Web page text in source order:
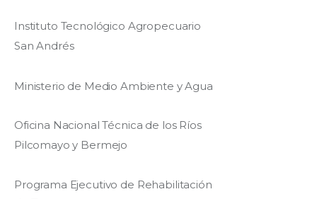
Instituto Tecnológico Agropecuario
San Andrés
Ministerio de Medio Ambiente y Agua
Oficina Nacional Técnica de los Ríos
Pilcomayo y Bermejo
Programa Ejecutivo de Rehabilitación